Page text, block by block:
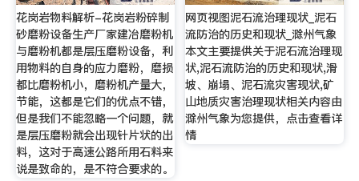
花岗岩物料解析-花岗岩粉碎制
砂磨粉设备生产厂家建冶磨粉机
与磨粉机都是层压磨粉设备，利
用物料的自身的应力磨粉，磨损
都比磨粉机小，磨粉机产量大，
节能，这都是它们的优点不错，
但是我们不能忽略一个问题，就
是层压磨粉就会出现针片状的出
料，这对于高速公路所用石料来
说是致命的，是不符合要求的。
网页视图泥石流治理现状_泥石
流防治的历史和现状_滁州气象
本文主要提供关于泥石流治理现
状,泥石流防治的历史和现状,滑
坡、崩塌、泥石流灾害现状,矿
山地质灾害治理现状相关内容由
滁州气象为您提供，点击查看详
情